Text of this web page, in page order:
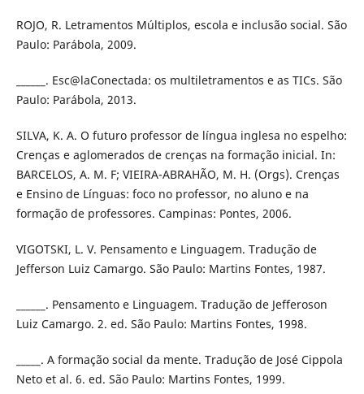
ROJO, R. Letramentos Múltiplos, escola e inclusão social. São
Paulo: Parábola, 2009.
______. Esc@laConectada: os multiletramentos e as TICs. São
Paulo: Parábola, 2013.
SILVA, K. A. O futuro professor de língua inglesa no espelho:
Crenças e aglomerados de crenças na formação inicial. In:
BARCELOS, A. M. F; VIEIRA-ABRAHÃO, M. H. (Orgs). Crenças
e Ensino de Línguas: foco no professor, no aluno e na
formação de professores. Campinas: Pontes, 2006.
VIGOTSKI, L. V. Pensamento e Linguagem. Tradução de
Jefferson Luiz Camargo. São Paulo: Martins Fontes, 1987.
______. Pensamento e Linguagem. Tradução de Jefferoson
Luiz Camargo. 2. ed. São Paulo: Martins Fontes, 1998.
_____. A formação social da mente. Tradução de José Cippola
Neto et al. 6. ed. São Paulo: Martins Fontes, 1999.